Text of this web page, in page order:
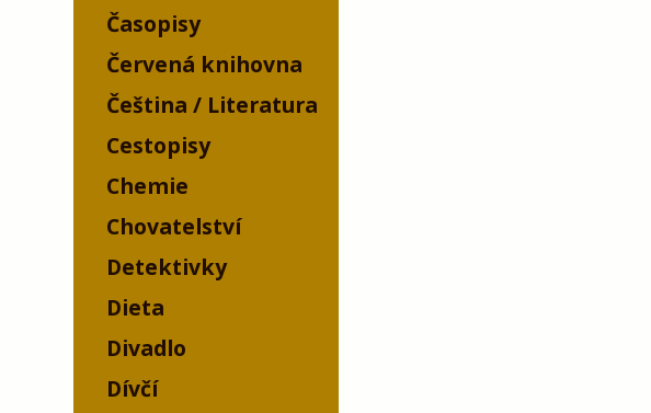
Časopisy
Červená knihovna
Čeština / Literatura
Cestopisy
Chemie
Chovatelství
Detektivky
Dieta
Divadlo
Dívčí